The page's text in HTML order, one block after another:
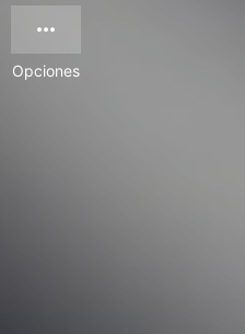
Opciones